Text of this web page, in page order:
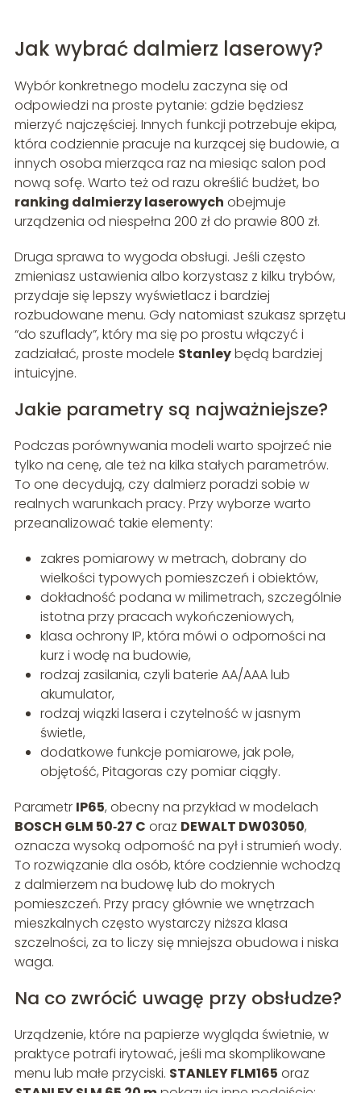
Jak wybrać dalmierz laserowy?
Wybór konkretnego modelu zaczyna się od
odpowiedzi na proste pytanie: gdzie będziesz
mierzyć najczęściej. Innych funkcji potrzebuje ekipa,
która codziennie pracuje na kurzącej się budowie, a
innych osoba mierząca raz na miesiąc salon pod
nową sofę. Warto też od razu określić budżet, bo
ranking dalmierzy laserowych obejmuje
urządzenia od niespełna 200 zł do prawie 800 zł.
Druga sprawa to wygoda obsługi. Jeśli często
zmieniasz ustawienia albo korzystasz z kilku trybów,
przydaje się lepszy wyświetlacz i bardziej
rozbudowane menu. Gdy natomiast szukasz sprzętu
“do szuflady”, który ma się po prostu włączyć i
zadziałać, proste modele Stanleybędą bardziej
intuicyjne.
Jakie parametry są najważniejsze?
Podczas porównywania modeli warto spojrzeć nie
tylko na cenę, ale też na kilka stałych parametrów.
To one decydują, czy dalmierz poradzi sobie w
realnych warunkach pracy. Przy wyborze warto
przeanalizować takie elementy:
zakres pomiarowy w metrach, dobrany do
wielkości typowych pomieszczeń i obiektów,
dokładność podana w milimetrach, szczególnie
istotna przy pracach wykończeniowych,
klasa ochrony IP, która mówi o odporności na
kurz i wodę na budowie,
rodzaj zasilania, czyli baterie AA/AAA lub
akumulator,
rodzaj wiązki lasera i czytelność w jasnym
świetle,
dodatkowe funkcje pomiarowe, jak pole,
objętość, Pitagoras czy pomiar ciągły.
Parametr IP65, obecny na przykład w modelach
BOSCH GLM 50‑27 C oraz DEWALT DW03050,
oznacza wysoką odporność na pył i strumień wody.
To rozwiązanie dla osób, które codziennie wchodzą
z dalmierzem na budowę lub do mokrych
pomieszczeń. Przy pracy głównie we wnętrzach
mieszkalnych często wystarczy niższa klasa
szczelności, za to liczy się mniejsza obudowa i niska
waga.
Na co zwrócić uwagę przy obsłudze?
Urządzenie, które na papierze wygląda świetnie, w
praktyce potrafi irytować, jeśli ma skomplikowane
menu lub małe przyciski. STANLEY FLM165 oraz